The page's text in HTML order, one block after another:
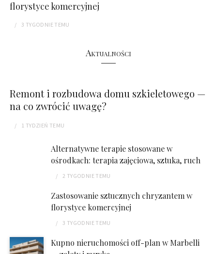
florystyce komercyjnej
3 TYGODNIETEMU
Aktualności
Remont i rozbudowa domu szkieletowego —
na co zwrócić uwagę?
1 TYDZIEŃ TEMU
Alternatywne terapie stosowane w
ośrodkach: terapia zajęciowa, sztuka, ruch
2 TYGODNIETEMU
Zastosowanie sztucznych chryzantem w
florystyce komercyjnej
3 TYGODNIETEMU
Kupno nieruchomości off-plan w Marbelli